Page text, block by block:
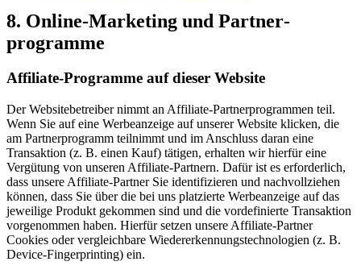
8. Online-Marketing und Partner­
programme
Affiliate-Programme auf dieser Website
Der Websitebetreiber nimmt an Affiliate-Partnerprogrammen teil.
Wenn Sie auf eine Werbeanzeige auf unserer Website klicken, die
am Partnerprogramm teilnimmt und im Anschluss daran eine
Transaktion (z. B. einen Kauf) tätigen, erhalten wir hierfür eine
Vergütung von unseren Affiliate-Partnern. Dafür ist es erforderlich,
dass unsere Affiliate-Partner Sie identifizieren und nachvollziehen
können, dass Sie über die bei uns platzierte Werbeanzeige auf das
jeweilige Produkt gekommen sind und die vordefinierte Transaktion
vorgenommen haben. Hierfür setzen unsere Affiliate-Partner
Cookies oder vergleichbare Wiedererkennungstechnologien (z. B.
Device-Fingerprinting) ein.